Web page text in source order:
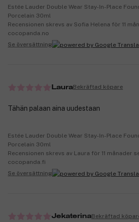
Estée Lauder Double Wear Stay-In-Place
Porcelain 30ml
Recensionen skrevs av Sofia Helena för 11
cocopanda.no
Se översättning
LauraBekräftad köpare
Tähän palaan aina uudestaan
Estée Lauder Double Wear Stay-In-Place
Porcelain 30ml
Recensionen skrevs av Laura för 11 månader
cocopanda.fi
Se översättning
JekaterinaBekräftad